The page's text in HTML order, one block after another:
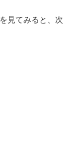
を見てみると、次